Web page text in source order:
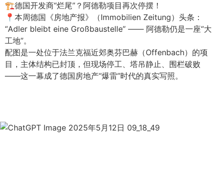
🏗️德国开发商“烂尾”？阿德勒项目再次停摆！
📍本周德国《房地产报》（Immobilien Zeitung）头条：
“Adler bleibt eine Großbaustelle” —— 阿德勒仍是一座“大
工地”。
配图是一处位于法兰克福近郊奥芬巴赫（Offenbach）的项
目，主体结构已封顶，但现场停工、塔吊静止、围栏破败
——这一幕成了德国房地产“爆雷”时代的真实写照。